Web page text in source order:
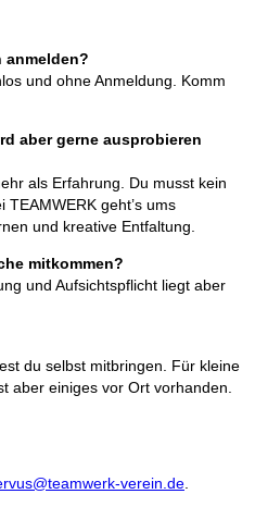
anmelden?
und ohne Anmeldung. Komm
aber gerne ausprobieren
als Erfahrung. Du musst kein
geht’s ums
und kreative Entfaltung.
mitkommen?
und Aufsichtspflicht liegt aber
du selbst mitbringen. Für kleine
aber einiges vor Ort vorhanden.
verein.de.